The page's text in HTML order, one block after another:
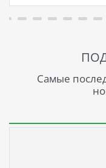
Самые